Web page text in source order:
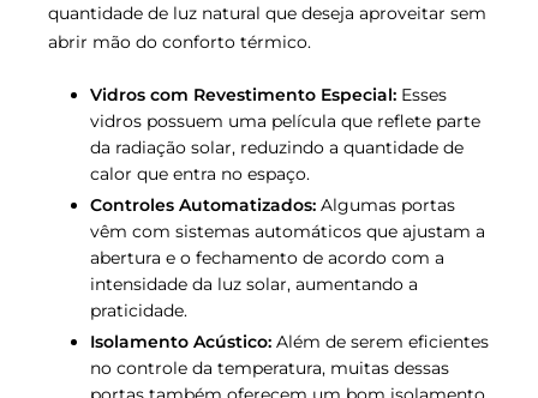
quantidade de luz natural que deseja aproveitar sem
abrir mão do conforto térmico.
Vidros com Revestimento Especial: Esses
vidros possuem uma película que reflete parte
da radiação solar, reduzindo a quantidade de
calor que entra no espaço.
Controles Automatizados: Algumas portas
vêm com sistemas automáticos que ajustam a
abertura e o fechamento de acordo com a
intensidade da luz solar, aumentando a
praticidade.
Isolamento Acústico: Além de serem eficientes
no controle da temperatura, muitas dessas